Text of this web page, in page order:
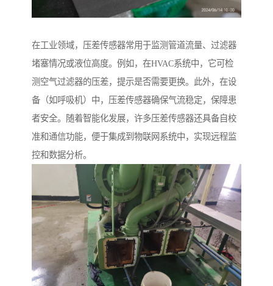
在工业领域，压差传感器常用于监测管道流量、过滤器
堵塞情况或液位高度。例如，在HVAC系统中，它可检
测空气过滤器的压差，提示是否需要更换。此外，在设
备（如呼吸机）中，压差传感器确保气流稳定，保障患
者安全。随着智能化发展，许多压差传感器还具备自校
准和通信功能，便于集成到物联网系统中，实现远程监
控和数据分析。